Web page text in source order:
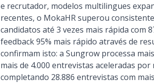
e recrutador, modelos multilingues
recentes, o MokaHR superou
candidatos até 3 vezes mais rápida com
feedback 95% mais rápido através de
confirmam isto: a Sungrow processa
mais de 4.000 entrevistas aceleradas
completando 28.886 entrevistas com